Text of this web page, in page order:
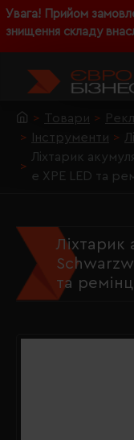
Увага! Прийом
знищення складу
Товари
Інструменти
Ліхтарик
e XPE LED та
Ліхтарик
та